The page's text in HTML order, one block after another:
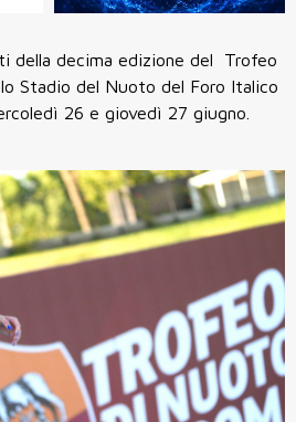
della decima edizione del Trofeo
Stadio del Nuoto del Foro Italico
26 e giovedì 27 giugno.